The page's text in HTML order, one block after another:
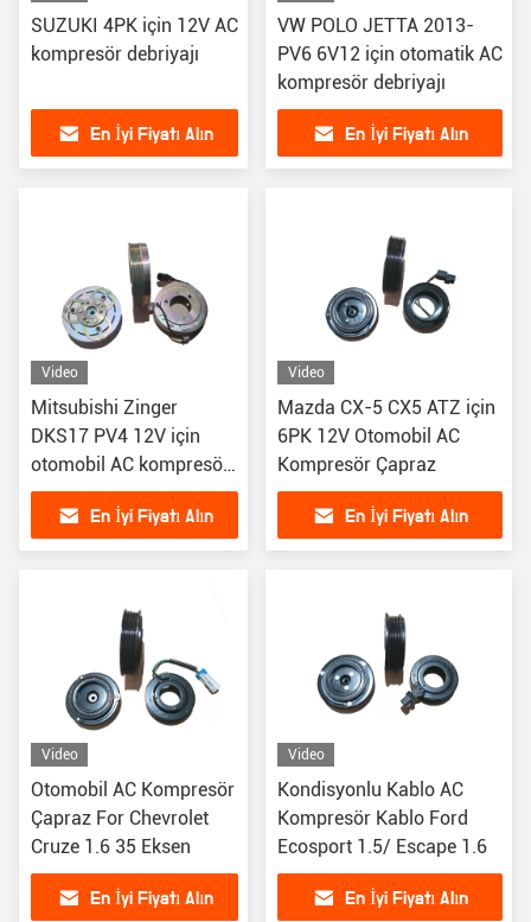
SUZUKI 4PK için 12V AC
kompresör debriyajı
En İyi Fiyatı Alın
VW POLO JETTA 2013-
PV6 6V12 için otomatik AC
kompresör debriyajı
En İyi Fiyatı Alın
Video
Mitsubishi Zinger
DKS17 PV4 12V için
otomobil AC kompresör
debriyaj
En İyi Fiyatı Alın
Video
Mazda CX-5 CX5 ATZ için
6PK 12V Otomobil AC
Kompresör Çapraz
En İyi Fiyatı Alın
Video
Otomobil AC Kompresör
Çapraz For Chevrolet
Cruze 1.6 35 Eksen
En İyi Fiyatı Alın
Video
Kondisyonlu Kablo AC
Kompresör Kablo Ford
Ecosport 1.5/ Escape 1.6
En İyi Fiyatı Alın